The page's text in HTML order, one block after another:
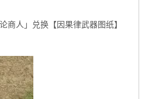
商人」兑换【因果律武器图纸】